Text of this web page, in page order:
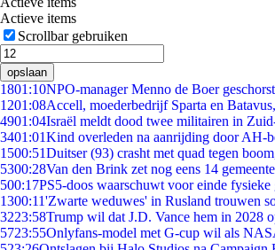
Actieve items
Scrollbar gebruiken
opslaan
1801:10NPO-manager Menno de Boer
1201:08Accell, moederbedrijf Sparta en
4901:04Israël meldt dood twee militairen in
3401:01Kind overleden na aanrijding door AH-
1500:51Duitser (93) crasht met quad tegen
5300:28Van den Brink zet nog eens 14
500:17PS5-doos waarschuwt voor einde fysieke
1300:11'Zwarte weduwes' in Rusland trouwen
3223:58Trump wil dat J.D. Vance hem in 2028
5723:55Onlyfans-model met G-cup wil als